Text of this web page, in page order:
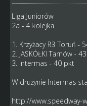
Liga Juniorów
2a - 4 kolejka
1. Krzyżacy R3 Toruń -
2. JASKÓŁKI Tarnów -
3. Intermas - 40 pkt
W drużynie Intermas
http://www.speedway-